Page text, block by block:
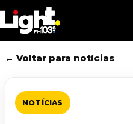
to
main
content
← Voltar para notícias
NOTÍCIAS